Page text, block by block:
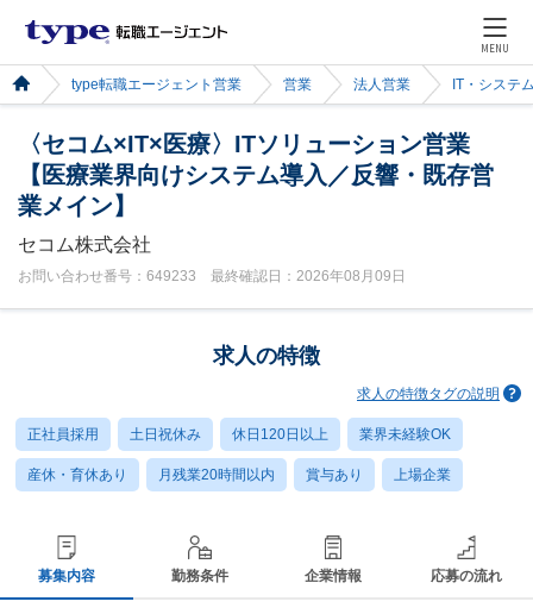
MENU
type転職エージェント営業 営業 法人営業 IT・システ
〈セコム×IT×医療〉ITソリューション営業
【医療業界向けシステム導入／反響・既存営
業メイン】
セコム株式会社
お問い合わせ番号：649233 最終確認日：2026年08月09日
求人の特徴
求人の特徴タグの説明
正社員採用 土日祝休み 休日120日以上 業界未経験OK
産休・育休あり 月残業20時間以内 賞与あり 上場企業
募集内容 勤務条件 企業情報 応募の流れ